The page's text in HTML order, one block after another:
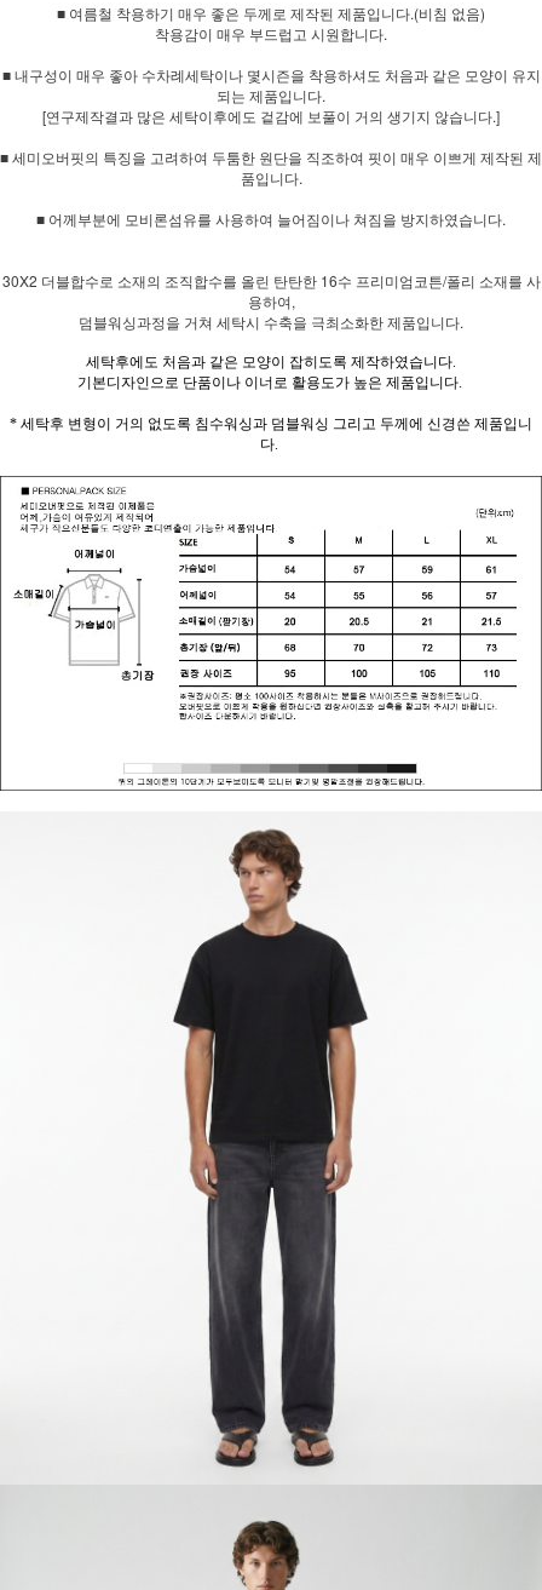
■ 여름철 착용하기 매우 좋은 두께로 제작된 제품입니다.(비침 없음)
착용감이 매우 부드럽고 시원합니다.
■ 내구성이 매우 좋아 수차례세탁이나 몇시즌을 착용하셔도 처음과 같은 모양이 유지
되는 제품입니다.
[연구제작결과 많은 세탁이후에도 겉감에 보풀이 거의 생기지 않습니다.]
■ 세미오버핏의 특징을 고려하여 두툼한 원단을 직조하여 핏이 매우 이쁘게 제작된 제
품입니다.
■ 어께부분에 모비론섬유를 사용하여 늘어짐이나 쳐짐을 방지하였습니다.
30X2 더블합수로 소재의 조직합수를 올린 탄탄한 16수 프리미엄코튼/폴리 소재를 사
용하여,
덤블워싱과정을 거쳐 세탁시 수축을 극최소화한 제품입니다.
세탁후에도 처음과 같은 모양이 잡히도록 제작하였습니다.
기본디자인으로 단품이나 이너로 활용도가 높은 제품입니다.
* 세탁후 변형이 거의 없도록 침수워싱과 덤블워싱 그리고 두께에 신경쓴 제품입니
다.